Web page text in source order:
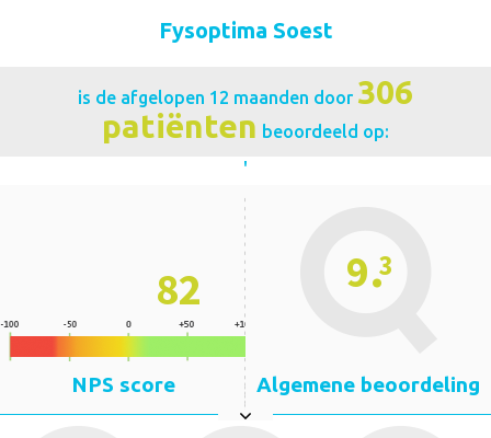
Fysoptima Soest
is de afgelopen 12 maanden door 306
patiënten beoordeeld op:
'
82
NPS score
9.3
Algemene beoordeling